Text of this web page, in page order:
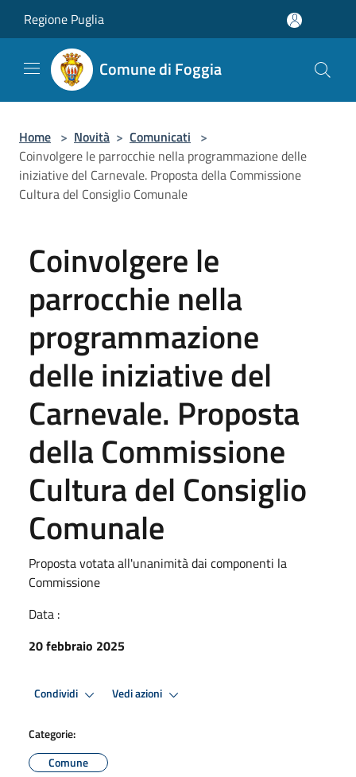
Regione Puglia
Comune di Foggia
Home > Novità > Comunicati >
Coinvolgere le parrocchie nella programmazione delle
iniziative del Carnevale. Proposta della Commissione
Cultura del Consiglio Comunale
Coinvolgere le
parrocchie nella
programmazione
delle iniziative del
Carnevale. Proposta
della Commissione
Cultura del Consiglio
Comunale
Proposta votata all'unanimità dai componenti la
Commissione
Data :
20 febbraio 2025
Condividi Vedi azioni
Categorie:
Comune